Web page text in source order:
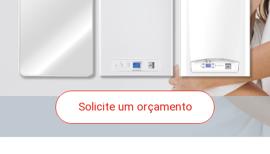
Solicite um orçamento